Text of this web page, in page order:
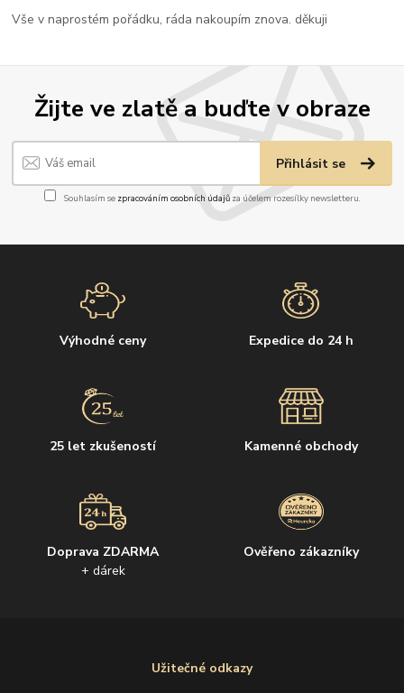
Žijte ve zlatě a buďte v obraze
Přihlásit se
Souhlasím se zpracováním osobních údajůza účelem rozesílky newsletteru.
Výhodné ceny Expedice do 24 h
25 let zkušeností Kamenné obchody
Doprava ZDARMA
+ dárek
Ověřeno zákazníky
Užitečné odkazy
Vše v naprostém pořádku, ráda nakoupím znova. děkuji